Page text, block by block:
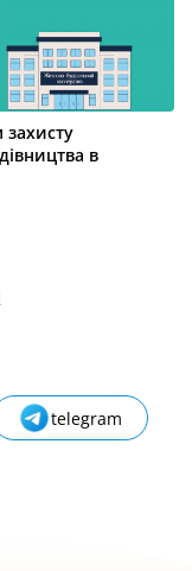
в
telegram